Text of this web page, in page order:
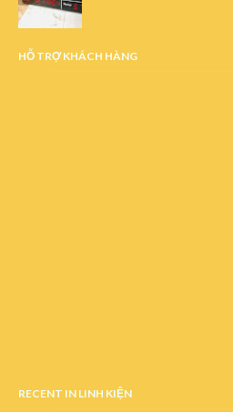
HỖ TRỢ KHÁCH HÀNG
RECENT IN LINH KIỆN